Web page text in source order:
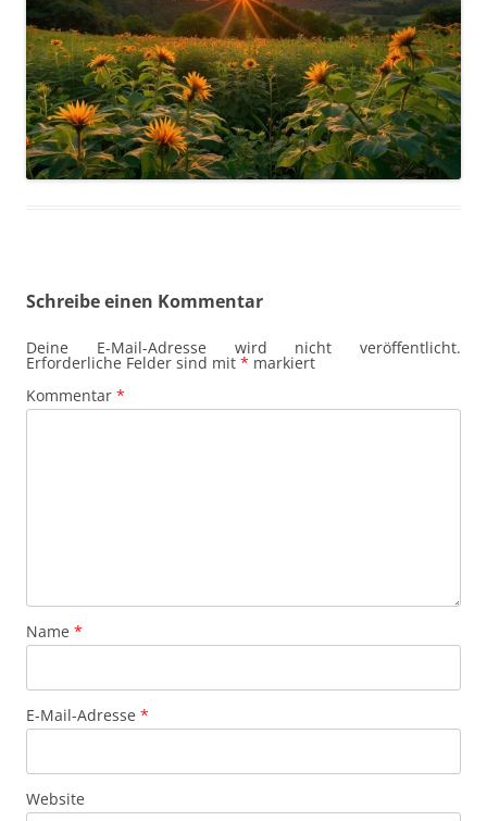
Schreibe einen Kommentar
Deine E-Mail-Adresse wird nicht veröffentlicht.
Erforderliche Felder sind mit * markiert
Kommentar *
Name *
E-Mail-Adresse *
Website